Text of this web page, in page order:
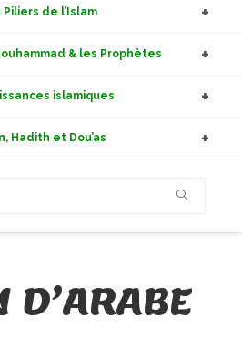
Piliers de l’Islam
& les Prophètes
islamiques
Hadith et Dou’as
D’ARABE